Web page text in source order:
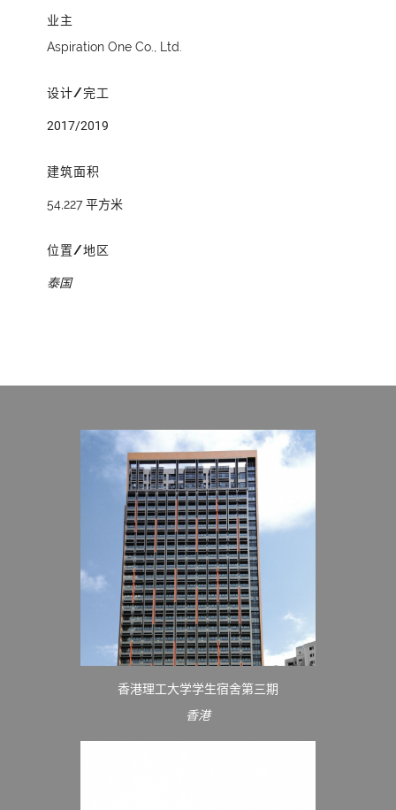
业主
Aspiration One Co., Ltd.
设计/完工
2017/2019
建筑面积
54,227 平方米
位置/地区
泰国
香港理工大学学生宿舍第三期
香港